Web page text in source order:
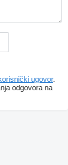
ugovor.
odgovora na